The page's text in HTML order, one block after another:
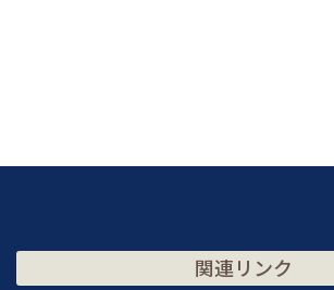
関連リンク